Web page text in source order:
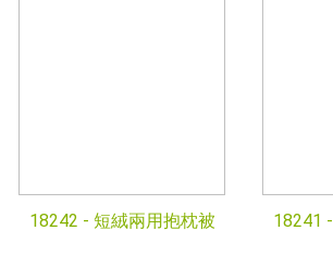
18242 - 短絨兩用抱枕被 18241 -